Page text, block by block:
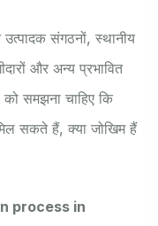
उत्पादक संगठनों, स्थानीय
और अन्य प्रभावित
को समझना चाहिए कि
सकते हैं, क्या जोखिम हैं
process in